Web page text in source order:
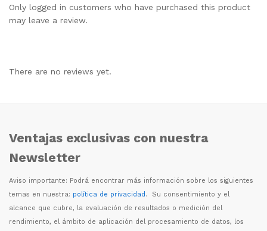
Only logged in customers who have purchased this product
may leave a review.
There are no reviews yet.
Ventajas exclusivas con nuestra
Newsletter
Aviso importante: Podrá encontrar más información sobre los siguientes
temas en nuestra: política de privacidad. Su consentimiento y el
alcance que cubre, la evaluación de resultados o medición del
rendimiento, el ámbito de aplicación del procesamiento de datos, los